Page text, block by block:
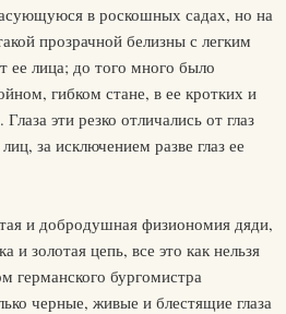
в роскошных садах, но на
прозрачной белизны с легким
ее лица; до того много было
гибком стане, в ее кротких и
эти резко отличались от глаз
за исключением разве глаз ее
и добродушная физиономия дяди,
и золотая цепь, все это как нельзя
германского бургомистра
черные, живые и блестящие глаза